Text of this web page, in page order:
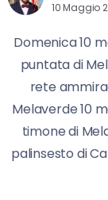
10 Maggio
Domenica 10
puntata di
rete
Melaverde 10
timone di
palinsesto di